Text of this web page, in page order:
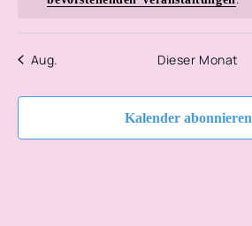
Aug. Dieser Monat
Kalender abonnieren